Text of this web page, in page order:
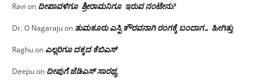
Ravi on ದೀಪಾವಳಿಗೂ ಶ್ರೀರಾಮನಿಗೂ ಇರುವ ನಂಟೇನು?
Dr. O Nagarajuon ತುಮಕೂರು ಎಸ್ಪಿ ಕೌರವನಾಗಿ ರಂಗಕ್ಕೆ ಬಂದಾಗ… ಹೀಗಿತ್ತು
Raghuon ಎಲ್ಲರಿಗೂ ದಕ್ಕದ ಕೆಬಿಎಸ್
Deepuon ದೀಪುಗೆ ಜೆಡಿಎಸ್ ಸಾರಥ್ಯ